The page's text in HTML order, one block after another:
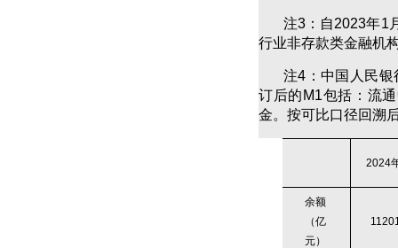
注3：自2023年1
行业非存款类金融机
注4：中国人民
订后的M1包括：流
金。按可比口径回溯
2024
余额
（亿
元）